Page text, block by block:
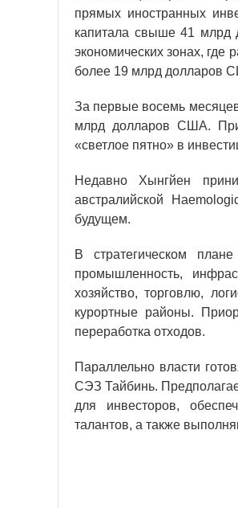
прямых иностранных
капитала свыше 41 млрд
экономических зонах,
более 19 млрд долларов
За первые восемь
млрд долларов США. При
«светлое пятно» в
Недавно Хынгйен
австралийской
будущем.
В стратегическом
промышленность,
хозяйство, торговлю,
курортные районы.
переработка отходов.
Параллельно власти
СЭЗ Тайбинь.
для инвесторов,
талантов, а также